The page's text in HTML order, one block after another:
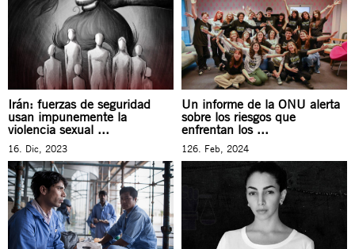
Irán: fuerzas de seguridad
usan impunemente la
violencia sexual ...
16. Dic, 2023
Un informe de la ONU alerta
sobre los riesgos que
enfrentan los ...
126. Feb, 2024